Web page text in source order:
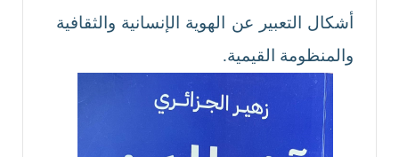
أشكال التعبير عن الهوية الإنسانية والثقافية
والمنظومة القيمية.